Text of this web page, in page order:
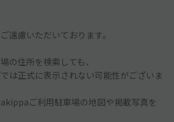
遠慮いただいております。
住所を検索しても、
は正式に表示されない可能性がございま
ご利用駐車場の地図や掲載写真を